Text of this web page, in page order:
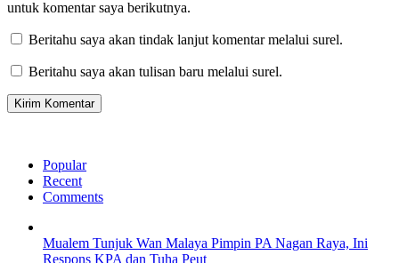
untuk komentar saya berikutnya.
Beritahu saya akan tindak lanjut komentar melalui surel.
Beritahu saya akan tulisan baru melalui surel.
Popular
Recent
Comments
Mualem Tunjuk Wan Malaya Pimpin PA Nagan Raya, Ini
Respons KPA dan Tuha Peut